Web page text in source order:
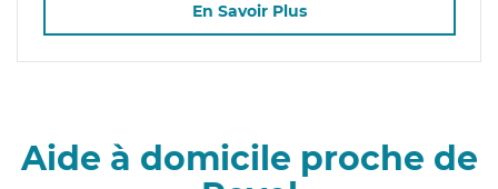
En Savoir Plus
Aide à domicile proche de